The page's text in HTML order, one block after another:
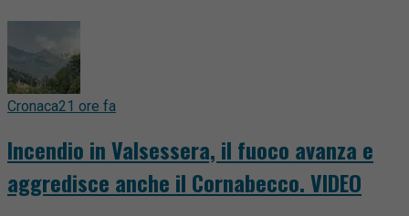
Cronaca21 ore fa
Incendio in Valsessera, il fuoco avanza e
aggredisce anche il Cornabecco. VIDEO